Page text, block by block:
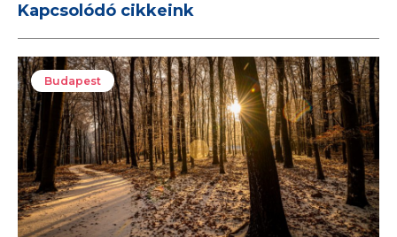
Kapcsolódó cikkeink
Budapest